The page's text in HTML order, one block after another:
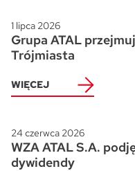
1 lipca 2026
Grupa ATAL
Trójmiasta
WIĘCEJ
24 czerwca 2026
WZA ATAL S.A.
dywidendy